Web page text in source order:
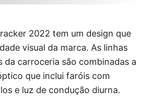
2022 tem um design que
visual da marca. As linhas
da carroceria são combinadas a
que inclui faróis com
e luz de condução diurna.